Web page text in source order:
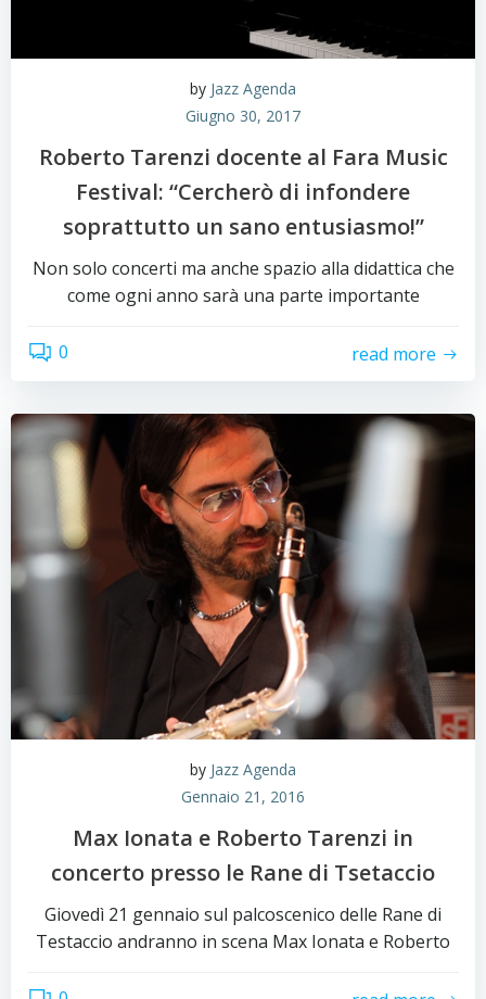
by Jazz Agenda
Giugno 30, 2017
Roberto Tarenzi docente al Fara Music
Festival: “Cercherò di infondere
soprattutto un sano entusiasmo!”
Non solo concerti ma anche spazio alla didattica che
come ogni anno sarà una parte importante
0 read more
by Jazz Agenda
Gennaio 21, 2016
Max Ionata e Roberto Tarenzi in
concerto presso le Rane di Tsetaccio
Giovedì 21 gennaio sul palcoscenico delle Rane di
Testaccio andranno in scena Max Ionata e Roberto